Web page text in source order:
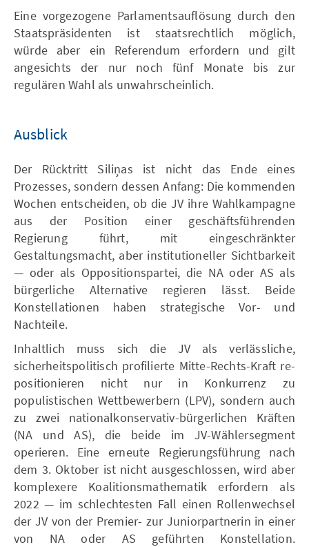
Eine vorgezogene Parlamentsauflösung durch den
Staatspräsidenten ist staatsrechtlich möglich,
würde aber ein Referendum erfordern und gilt
angesichts der nur noch fünf Monate bis zur
regulären Wahl als unwahrscheinlich.
Ausblick
Der Rücktritt Siliņas ist nicht das Ende eines
Prozesses, sondern dessen Anfang: Die kommenden
Wochen entscheiden, ob die JV ihre Wahlkampagne
aus der Position einer geschäftsführenden
Regierung führt, mit eingeschränkter
Gestaltungsmacht, aber institutioneller Sichtbarkeit
— oder als Oppositionspartei, die NA oder AS als
bürgerliche Alternative regieren lässt. Beide
Konstellationen haben strategische Vor- und
Nachteile.
Inhaltlich muss sich die JV als verlässliche,
sicherheitspolitisch profilierte Mitte-Rechts-Kraft re-
positionieren nicht nur in Konkurrenz zu
populistischen Wettbewerbern (LPV), sondern auch
zu zwei nationalkonservativ-bürgerlichen Kräften
(NA und AS), die beide im JV-Wählersegment
operieren. Eine erneute Regierungsführung nach
dem 3. Oktober ist nicht ausgeschlossen, wird aber
komplexere Koalitionsmathematik erfordern als
2022 — im schlechtesten Fall einen Rollenwechsel
der JV von der Premier- zur Juniorpartnerin in einer
von NA oder AS geführten Konstellation.